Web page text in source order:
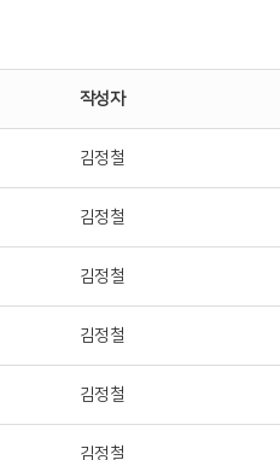
작성자
김정철
김정철
김정철
김정철
김정철
김정철